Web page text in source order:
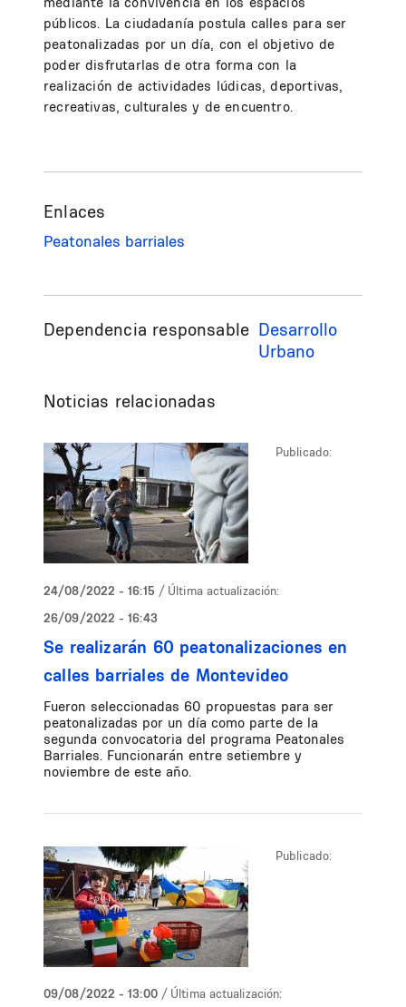
públicos. La ciudadanía postula calles para ser
peatonalizadas por un día, con el objetivo de
poder disfrutarlas de otra forma con la
realización de actividades lúdicas, deportivas,
recreativas, culturales y de encuentro.
Enlaces
Peatonales barriales
Dependencia responsable Desarrollo
Urbano
Noticias relacionadas
Publicado:
24/08/2022 - 16:15 / Última actualización:
26/09/2022 - 16:43
Se realizarán 60 peatonalizaciones en
calles barriales de Montevideo
Fueron seleccionadas 60 propuestas para ser
peatonalizadas por un día como parte de la
segunda convocatoria del programa Peatonales
Barriales. Funcionarán entre setiembre y
noviembre de este año.
Publicado:
09/08/2022 - 13:00 / Última actualización: